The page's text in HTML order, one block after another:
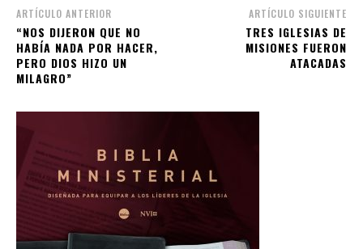
ARTÍCULO ANTERIOR
“NOS DIJERON QUE NO
HABÍA NADA POR HACER,
PERO DIOS HIZO UN
MILAGRO”
ARTÍCULO SIGUIENTE
TRES IGLESIAS DE
MISIONES FUERON
ATACADAS